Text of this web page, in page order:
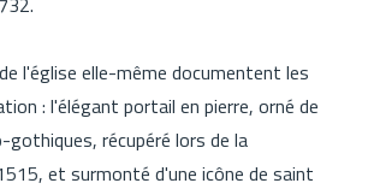
l'église elle-même documentent les
: l'élégant portail en pierre, orné de
récupéré lors de la
et surmonté d'une icône de saint